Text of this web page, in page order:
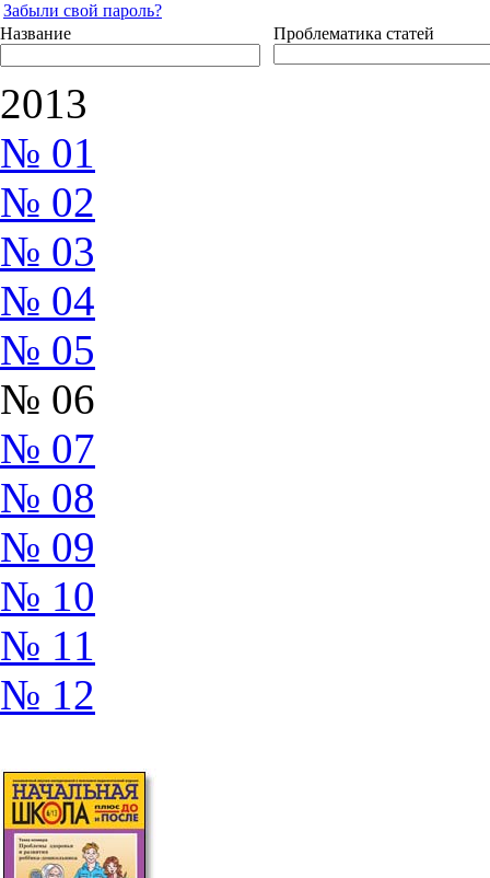
Забыли свой пароль?
Название
Проблематика статей
2013
№ 01
№ 02
№ 03
№ 04
№ 05
№ 06
№ 07
№ 08
№ 09
№ 10
№ 11
№ 12